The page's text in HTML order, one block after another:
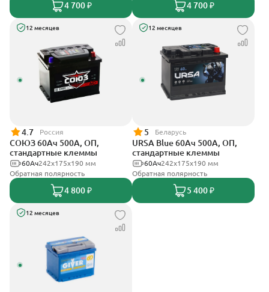
4 700 ₽ 4 700 ₽
12 месяцев
4.7 Россия
СОЮЗ 60Ач 500А, ОП,
стандартные клеммы
242x175x190 мм
60Ач
Обратная полярность
4 800 ₽
12 месяцев
5 Беларусь
URSA Blue 60Ач 500А, ОП,
стандартные клеммы
242х175х190 мм
60Ач
Обратная полярность
5 400 ₽
12 месяцев